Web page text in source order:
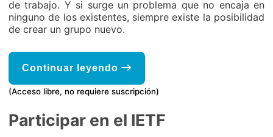
de trabajo. Y si surge un problema que no encaja en
ninguno de los existentes, siempre existe la posibilidad
de crear un grupo nuevo.
Continuar leyendo
(Acceso libre, no requiere suscripción)
Participar en el IETF